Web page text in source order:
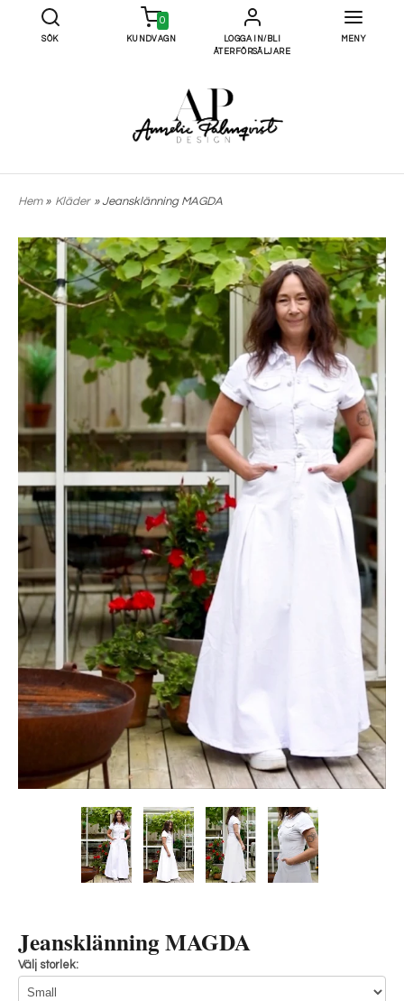
SÖK
0
KUNDVAGN
LOGGA IN/BLI
ÅTERFÖRSÄLJARE
MENY
Hem» Kläder » Jeansklänning MAGDA
Jeansklänning MAGDA
Välj storlek: